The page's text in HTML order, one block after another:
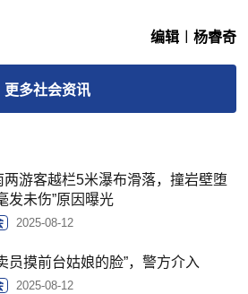
编辑︱杨睿奇
更多社会资讯
两游客越栏5米瀑布滑落，撞岩壁堕
发未伤”原因曝光
2025-08-12
员摸前台姑娘的脸”，警方介入
2025-08-12